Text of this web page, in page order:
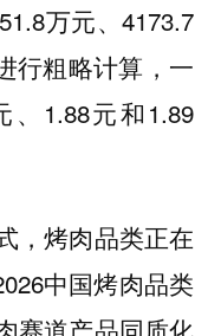
万元、4173.7
行粗略计算，一
1.88元和1.89
，烤肉品类正在
中国烤肉品类